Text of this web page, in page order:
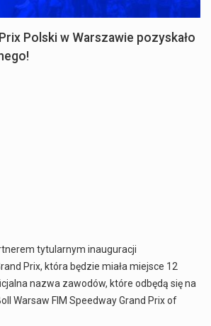
Polski w Warszawie pozyskało
tytularnym inauguracji
Prix, która będzie miała miejsce 12
nazwa zawodów, które odbędą się na
Warsaw FIM Speedway Grand Prix of